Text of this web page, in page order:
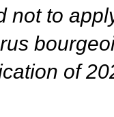
not to
of